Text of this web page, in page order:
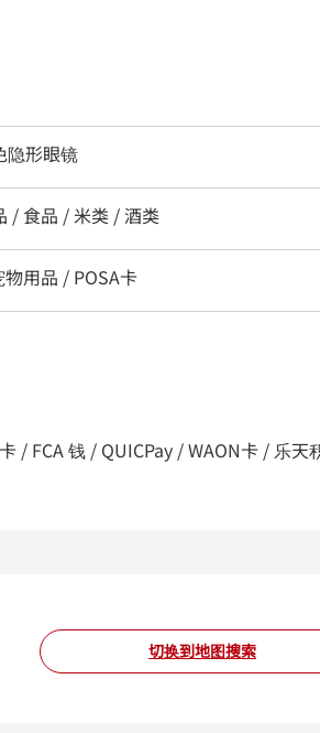
隐形眼镜
/ 食品 / 米类 / 酒类
用品 / POSA卡
/ FCA 钱 / QUICPay / WAON卡 / 乐
切换到地图搜索